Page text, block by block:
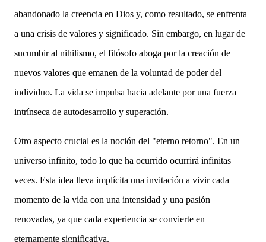
abandonado la creencia en Dios y, como resultado, se enfrenta
a una crisis de valores y significado. Sin embargo, en lugar de
sucumbir al nihilismo, el filósofo aboga por la creación de
nuevos valores que emanen de la voluntad de poder del
individuo. La vida se impulsa hacia adelante por una fuerza
intrínseca de autodesarrollo y superación.
Otro aspecto crucial es la noción del "eterno retorno". En un
universo infinito, todo lo que ha ocurrido ocurrirá infinitas
veces. Esta idea lleva implícita una invitación a vivir cada
momento de la vida con una intensidad y una pasión
renovadas, ya que cada experiencia se convierte en
eternamente significativa.